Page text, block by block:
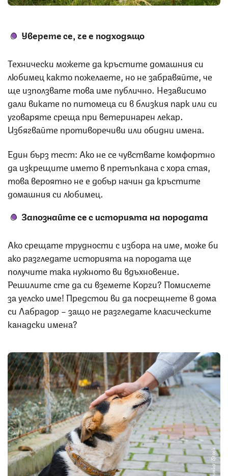
Уверете се, че е подходящо
Технически можете да кръстите домашния си
любимец както пожелаете, но не забравяйте, че
ще използвате това име публично. Независимо
дали викате по питомеца си в близкия парк или си
уговаряте среща при ветеринарен лекар.
Избягвайте противоречиви или обидни имена.
Един бърз тест: Ако не се чувствате комфортно
да изкрещите името в претъпкана с хора стая,
това вероятно не е добър начин да кръстите
домашния си любимец.
Запознайте се с историята на породата
Ако срещате трудности с избора на име, може би
ако разгледате историята на породата ще
получите така нужното ви вдъхновение.
Решилите сте да си вземете Корги? Помислете
за уелско име! Предстои ви да посрещнете в дома
си Лабрадор – защо не разгледате класическите
канадски имена?
Снимка: iStock